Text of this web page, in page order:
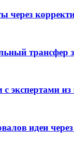
через
трансфер
экспертами
идеи